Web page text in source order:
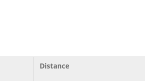
Distance